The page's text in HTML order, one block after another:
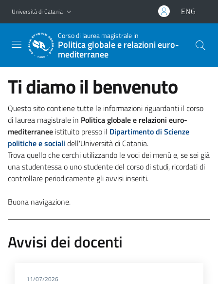
Vai al contenuto principale
Vai al menu di navigazione
Università di Catania ENG
Corso di laurea magistrale in
Politica globale e relazioni euro-
mediterranee
Ti diamo il benvenuto
Questo sito contiene tutte le informazioni riguardanti il corso
di laurea magistrale in Politica globale e relazioni euro-
mediterranee istituito presso il Dipartimento di Scienze
politiche e sociali dell'Università di Catania.
Trova quello che cerchi utilizzando le voci dei menù e, se sei già
una studentessa o uno studente del corso di studi, ricordati di
controllare periodicamente gli avvisi inseriti.
Buona navigazione.
Avvisi dei docenti
11/07/2026